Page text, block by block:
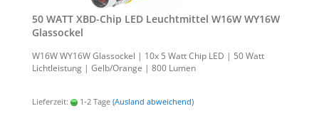
50 WATT XBD-​Chip LED Leucht­mit­tel W16W WY16W
Glas­so­ckel
W16W WY16W Glas­so­ckel | 10x 5 Watt Chip LED | 50 Watt
Licht­leis­tung | Gelb/Oran­ge | 800 Lumen
Lieferzeit: 1-2 Tage (Ausland abweichend)